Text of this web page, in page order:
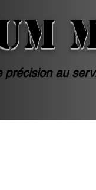
précision au